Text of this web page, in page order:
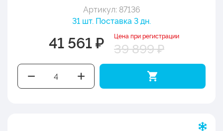
Артикул: 87136
31 шт. Поставка 3 дн.
41 561 ₽ Цена при регистрации
39 899 ₽